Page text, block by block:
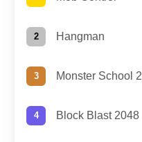
Hangman
Monster School 2
Block Blast 2048